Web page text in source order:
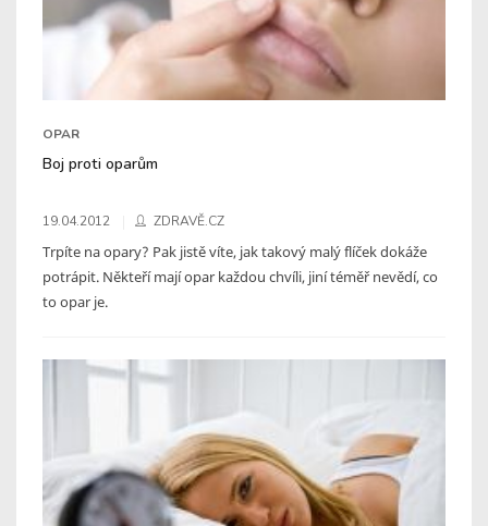
OPAR
Boj proti oparům
19.04.2012 ZDRAVĚ.CZ
Trpíte na opary? Pak jistě víte, jak takový malý flíček dokáže
potrápit. Někteří mají opar každou chvíli, jiní téměř nevědí, co
to opar je.